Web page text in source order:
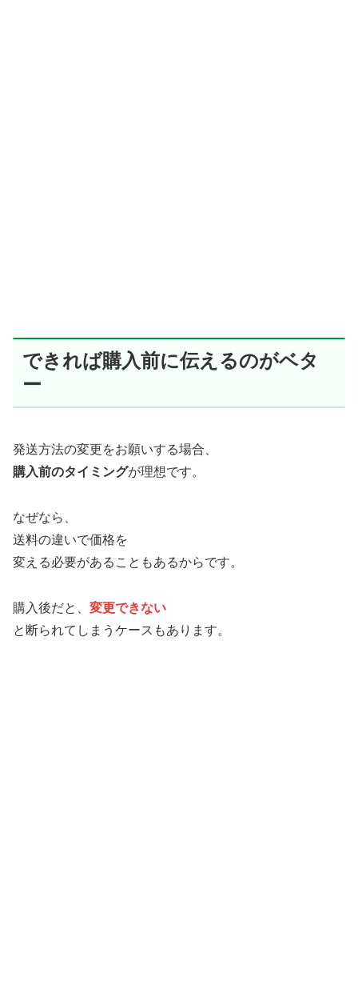
できれば購入前に伝えるのがベタ
ー
発送方法の変更をお願いする場合、
購入前のタイミングが理想です。
なぜなら、
送料の違いで価格を
変える必要があることもあるからです。
購入後だと、 変更できない
と断られてしまうケースもあります。